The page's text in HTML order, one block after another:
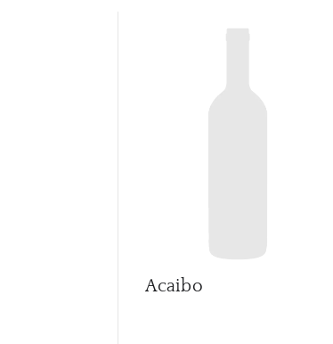
Acaibo